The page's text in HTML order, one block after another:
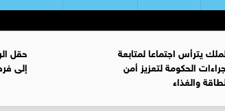
يترأس اجتماعا لمتابعة
الحكومة لتعزيز أمن
والغذاء
حقل
إلى